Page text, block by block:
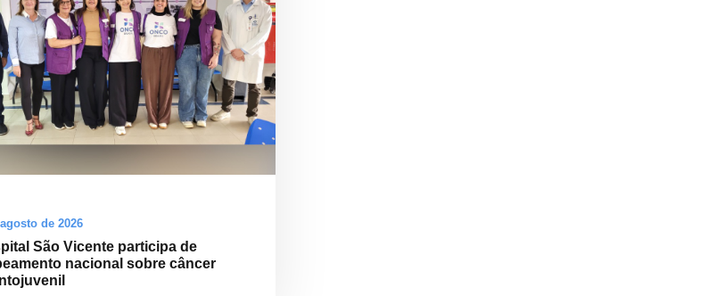
de 2026
São Vicente participa de
nacional sobre câncer